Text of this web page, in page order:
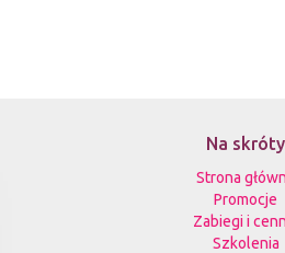
Na skróty
Strona
Promocje
Zabiegi i
Szkolenia